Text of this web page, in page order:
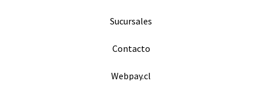
Sucursales
Contacto
Webpay.cl